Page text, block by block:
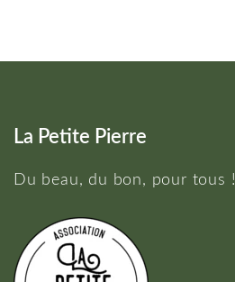
La Petite Pierre
Du beau, du bon, pour tous !